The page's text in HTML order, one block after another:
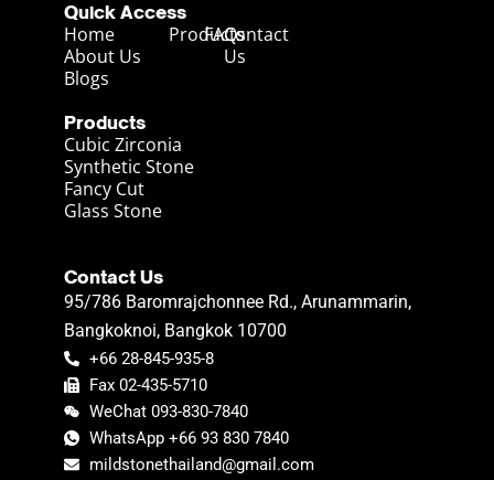
Quick Access
Home
About Us
Blogs
Products
FAQsContact
Us
Products
Cubic Zirconia
Synthetic Stone
Fancy Cut
Glass Stone
Contact Us
95/786 Baromrajchonnee Rd., Arunammarin,
Bangkoknoi, Bangkok 10700
+66 28-845-935-8
Fax 02-435-5710
WeChat 093-830-7840
WhatsApp +66 93 830 7840
mildstonethailand@gmail.com